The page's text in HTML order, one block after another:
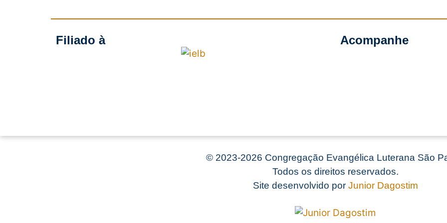
Filiado à Acompanhe
©2023-2026 Congregação Evangélica Luterana São
Todos os direitos reservados.
Site desenvolvido por Junior Dagostim